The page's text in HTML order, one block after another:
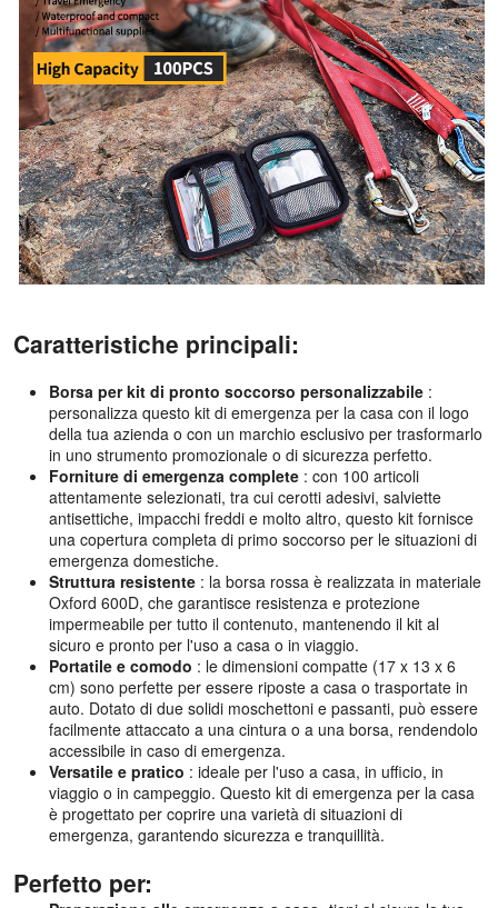
Caratteristiche principali:
Borsa per kit di pronto soccorso personalizzabile :
personalizza questo kit di emergenza per la casa con il logo
della tua azienda o con un marchio esclusivo per trasformarlo
in uno strumento promozionale o di sicurezza perfetto.
Forniture di emergenza complete : con 100 articoli
attentamente selezionati, tra cui cerotti adesivi, salviette
antisettiche, impacchi freddi e molto altro, questo kit fornisce
una copertura completa di primo soccorso per le situazioni di
emergenza domestiche.
Struttura resistente : la borsa rossa è realizzata in materiale
Oxford 600D, che garantisce resistenza e protezione
impermeabile per tutto il contenuto, mantenendo il kit al
sicuro e pronto per l'uso a casa o in viaggio.
Portatile e comodo : le dimensioni compatte (17 x 13 x 6
cm) sono perfette per essere riposte a casa o trasportate in
auto. Dotato di due solidi moschettoni e passanti, può essere
facilmente attaccato a una cintura o a una borsa, rendendolo
accessibile in caso di emergenza.
Versatile e pratico : ideale per l'uso a casa, in ufficio, in
viaggio o in campeggio. Questo kit di emergenza per la casa
è progettato per coprire una varietà di situazioni di
emergenza, garantendo sicurezza e tranquillità.
Perfetto per: